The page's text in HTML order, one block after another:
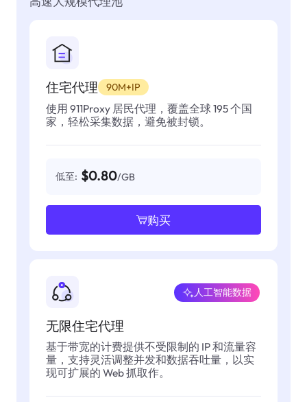
住宅代理 90M+IP
使用 911Proxy 居民代理，覆盖全球 195 个国
家，轻松采集数据，避免被封锁。
低至: $0.80/GB
购买
无限住宅代理
人工智能数据
基于带宽的计费提供不受限制的 IP 和流量容
量，支持灵活调整并发和数据吞吐量，以实
现可扩展的 Web 抓取作。